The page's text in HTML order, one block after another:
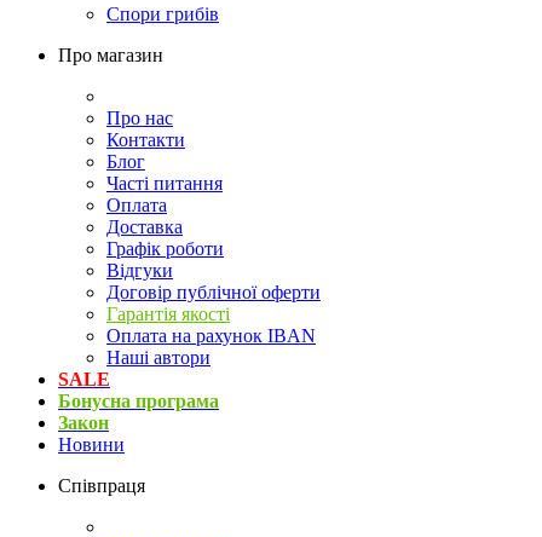
Спори грибів
Про магазин
Про нас
Контакти
Блог
Часті питання
Оплата
Доставка
Графік роботи
Відгуки
Договір публічної оферти
Гарантія якості
Оплата на рахунок IBAN
Наші автори
SALE
Бонусна програма
Закон
Новини
Співпраця